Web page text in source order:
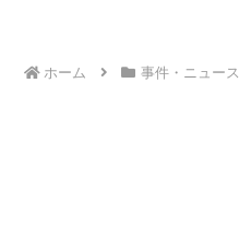
ホーム 事件・ニュース